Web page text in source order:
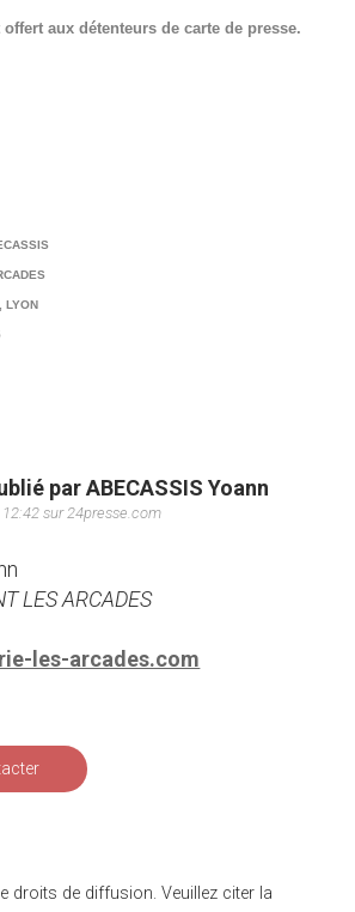
aux détenteurs de carte de presse.
LYON
par ABECASSIS Yoann
sur 24presse.com
LES ARCADES
les-arcades.com
droits de diffusion. Veuillez citer la